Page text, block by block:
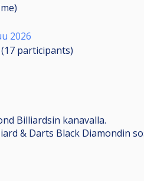
2026
participants)
Billiardsin kanavalla.
& Darts Black Diamondin